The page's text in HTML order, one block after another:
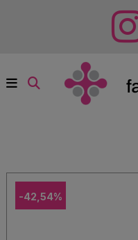
-42,54%